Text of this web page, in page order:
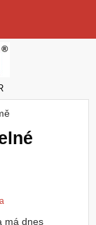
má dnes